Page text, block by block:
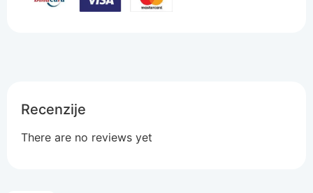
Recenzije
There are no reviews yet